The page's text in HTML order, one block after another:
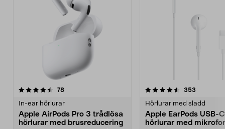
78recensioner
In-ear hörlurar
Apple AirPods Pro 3 trådlösa
hörlurar med brusreducering
4.5 av 5 stjärnor 353
Hörlurar med sladd
Apple EarPods USB-
hörlurar med
4.5 av 5 stjärnor